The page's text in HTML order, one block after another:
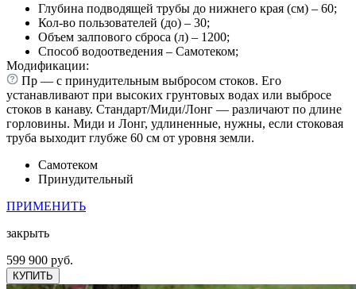
Глубина подводящей трубы до нижнего края (см) – 60;
Кол-во пользователей (до) – 30;
Объем залпового сброса (л) – 1200;
Способ водоотведения – Самотеком;
Модификации:
Пр — с принудительным выбросом стоков. Его
устанавливают при высоких грунтовых водах или выбросе
стоков в канаву. Стандарт/Миди/Лонг — различают по длине
горловины. Миди и Лонг, удлиненные, нужны, если стоковая
труба выходит глубже 60 см от уровня земли.
Самотеком
Принудительный
ПРИМЕНИТЬ
закрыть
599 900 руб.
КУПИТЬ